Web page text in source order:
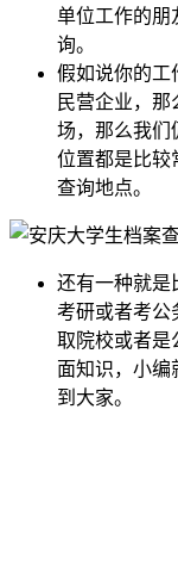
单位工作的朋
询。
假如说你的工
民营企业，
场，那么我们
位置都是比较
查询地点。
还有一种就是
考研或者考公
取院校或者是
面知识，小编
到大家。